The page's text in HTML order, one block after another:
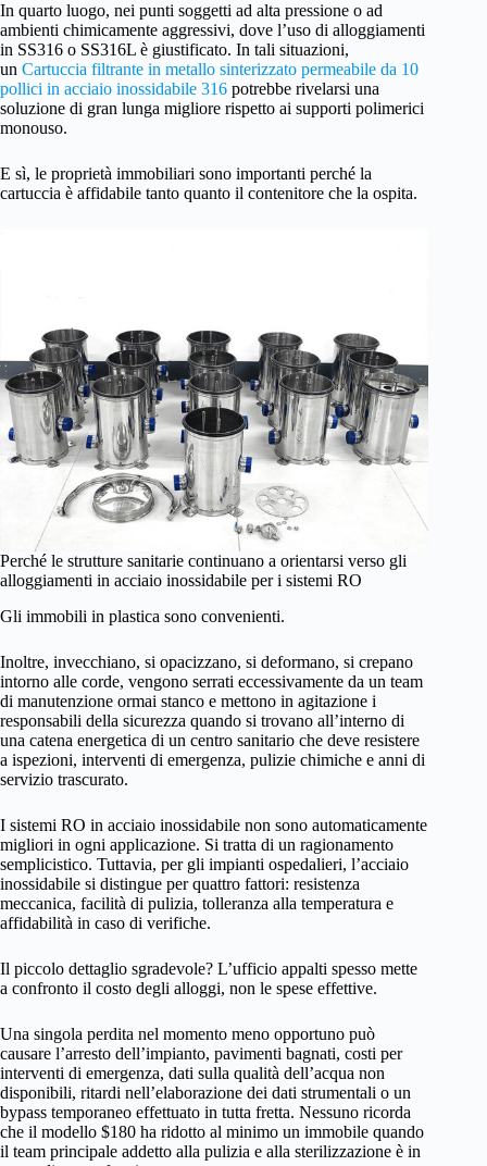
In quarto luogo, nei punti soggetti ad alta pressione o ad
ambienti chimicamente aggressivi, dove l’uso di alloggiamenti
in SS316 o SS316L è giustificato. In tali situazioni,
un Cartuccia filtrante in metallo sinterizzato permeabile da 10
pollici in acciaio inossidabile 316 potrebbe rivelarsi una
soluzione di gran lunga migliore rispetto ai supporti polimerici
monouso.
E sì, le proprietà immobiliari sono importanti perché la
cartuccia è affidabile tanto quanto il contenitore che la ospita.
Perché le strutture sanitarie continuano a orientarsi verso gli
alloggiamenti in acciaio inossidabile per i sistemi RO
Gli immobili in plastica sono convenienti.
Inoltre, invecchiano, si opacizzano, si deformano, si crepano
intorno alle corde, vengono serrati eccessivamente da un team
di manutenzione ormai stanco e mettono in agitazione i
responsabili della sicurezza quando si trovano all’interno di
una catena energetica di un centro sanitario che deve resistere
a ispezioni, interventi di emergenza, pulizie chimiche e anni di
servizio trascurato.
I sistemi RO in acciaio inossidabile non sono automaticamente
migliori in ogni applicazione. Si tratta di un ragionamento
semplicistico. Tuttavia, per gli impianti ospedalieri, l’acciaio
inossidabile si distingue per quattro fattori: resistenza
meccanica, facilità di pulizia, tolleranza alla temperatura e
affidabilità in caso di verifiche.
Il piccolo dettaglio sgradevole? L’ufficio appalti spesso mette
a confronto il costo degli alloggi, non le spese effettive.
Una singola perdita nel momento meno opportuno può
causare l’arresto dell’impianto, pavimenti bagnati, costi per
interventi di emergenza, dati sulla qualità dell’acqua non
disponibili, ritardi nell’elaborazione dei dati strumentali o un
bypass temporaneo effettuato in tutta fretta. Nessuno ricorda
che il modello $180 ha ridotto al minimo un immobile quando
il team principale addetto alla pulizia e alla sterilizzazione è in